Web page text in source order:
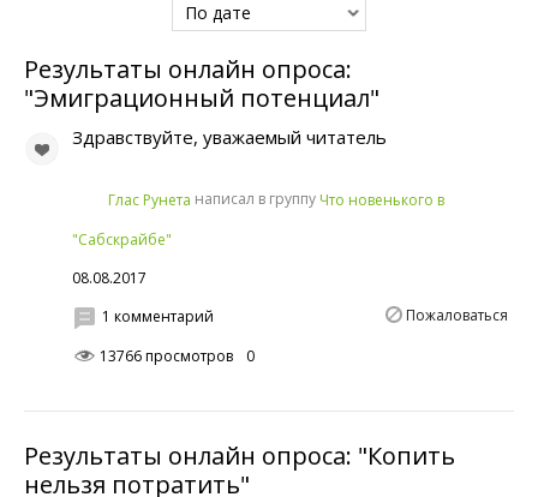
По дате
Результаты онлайн опроса:
"Эмиграционный потенциал"
Здравствуйте, уважаемый читатель
Глас Рунета написал в группу Что новенького в
"Сабскрайбе"
08.08.2017
Пожаловаться
1 комментарий
13766 просмотров
0
Результаты онлайн опроса: "Копить
нельзя потратить"